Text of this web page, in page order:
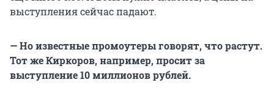
выступления сейчас падают.
— Но известные промоутеры говорят, что растут.
Тот же Киркоров, например, просит за
выступление 10 миллионов рублей.